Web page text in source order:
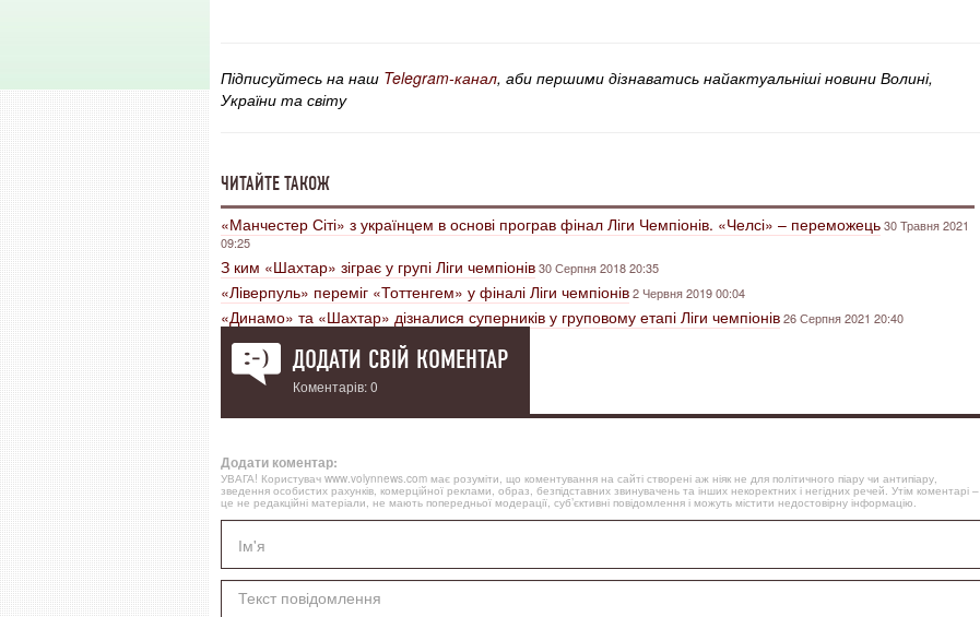
Підписуйтесь на наш Telegram-канал, аби першими дізнаватись найактуальніші новини Волині,
України та світу
ЧИТАЙТЕ ТАКОЖ
«Манчестер Сіті» з українцем в основі програв фінал Ліги Чемпіонів. «Челсі» – переможець30 Травня 2021
09:25
З ким «Шахтар» зіграє у групі Ліги чемпіонів30 Серпня 2018 20:35
«Ліверпуль» переміг «Тоттенгем» у фіналі Ліги чемпіонів2 Червня 2019 00:04
«Динамо» та «Шахтар» дізналися суперників у груповому етапі Ліги чемпіонів26 Серпня 2021 20:40
ДОДАТИ СВІЙ КОМЕНТАР
Коментарів: 0
Додати коментар:
УВАГА! Користувач www.volynnews.com має розуміти, що коментування на сайті створені аж ніяк не для політичного піару чи антипіару,
зведення особистих рахунків, комерційної реклами, образ, безпідставних звинувачень та інших некоректних і негідних речей. Утім коментарі –
це не редакційні матеріали, не мають попередньої модерації, суб’єктивні повідомлення і можуть містити недостовірну інформацію.